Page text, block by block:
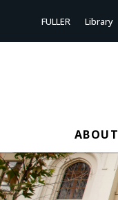
FULLER Library
ABOUT